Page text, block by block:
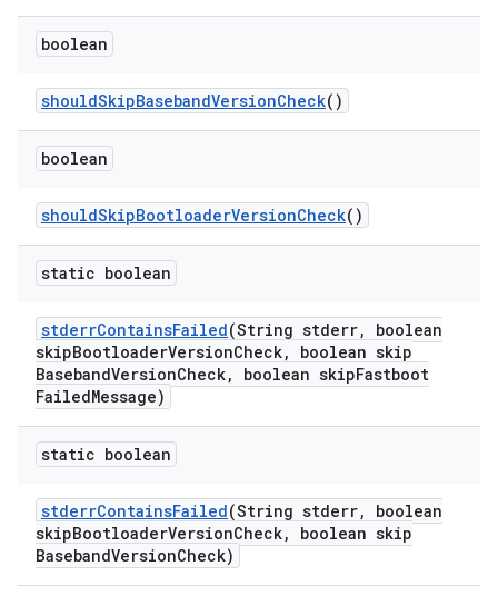
boolean
shouldSkipBasebandVersionCheck()
boolean
shouldSkipBootloaderVersionCheck()
static boolean
stderrContainsFailed(String stderr,
boolean
skipBootloaderVersionCheck,
boolean skip
BasebandVersionCheck, boolean skipFastboot
FailedMessage)
static boolean
stderrContainsFailed(String stderr,
boolean
skipBootloaderVersionCheck,
boolean skip
BasebandVersionCheck)